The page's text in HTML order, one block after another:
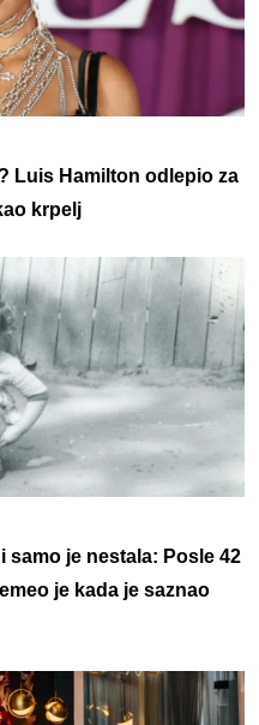
Luis Hamilton odlepio za
krpelj
samo je nestala: Posle 42
je kada je saznao